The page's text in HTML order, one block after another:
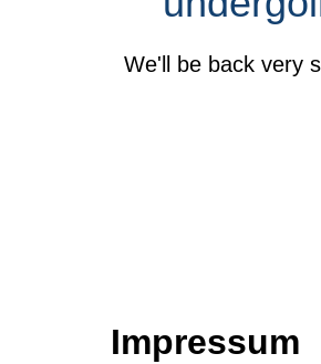
We'll be back very
Impressum